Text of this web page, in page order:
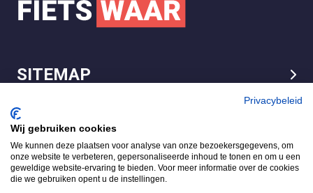
SITEMAP
LEGAL
FietsWaar.nl
4.7
Gebaseerd op 540 reviews
Privacybeleid
Wij gebruiken cookies
We kunnen deze plaatsen voor analyse van onze bezoekersgegevens, om
onze website te verbeteren, gepersonaliseerde inhoud te tonen en om u een
geweldige website-ervaring te bieden. Voor meer informatie over de cookies
die we gebruiken opent u de instellingen.